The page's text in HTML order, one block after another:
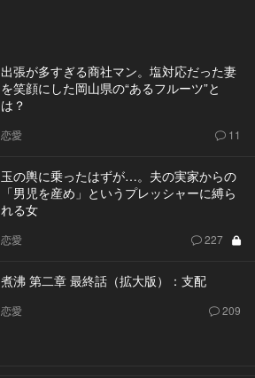
出張が多すぎる商社マン。塩対応だった妻
を笑顔にした岡山県の“あるフルーツ”と
は？
恋愛 11
玉の輿に乗ったはずが…。夫の実家からの
「男児を産め」というプレッシャーに縛ら
れる女
恋愛 227
煮沸 第二章 最終話（拡大版）：支配
恋愛 209